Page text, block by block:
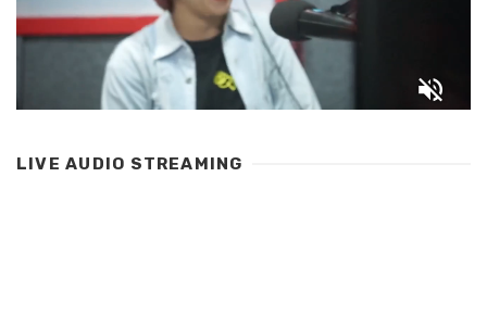
LIVE AUDIO STREAMING